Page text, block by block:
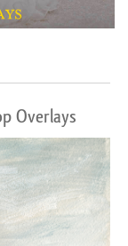
Overlays